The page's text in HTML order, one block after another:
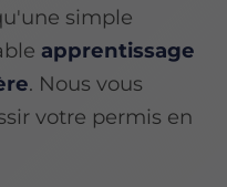
simple
apprentissage
. Nous vous
votre permis en